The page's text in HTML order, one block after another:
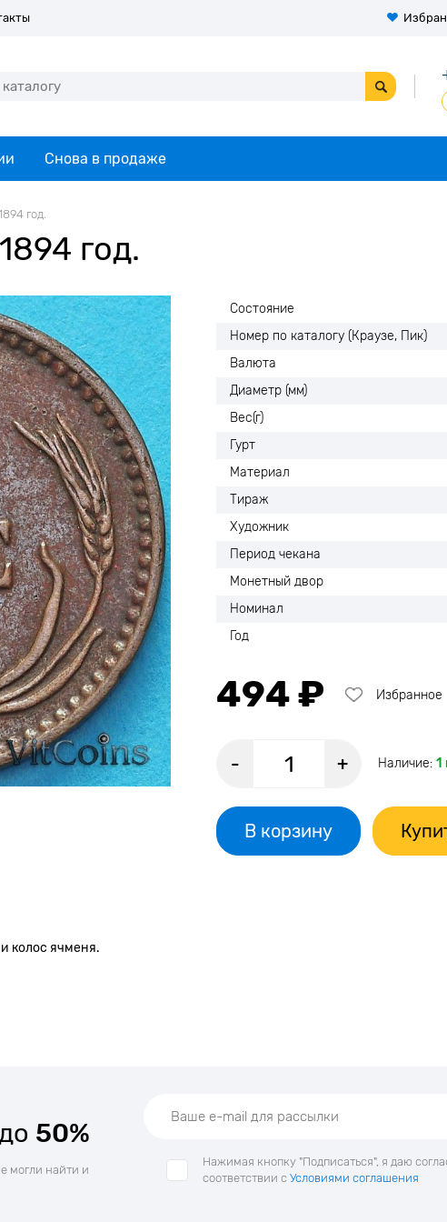
Снова в продаже
год.
год.
Состояние
Номер по каталогу (Краузе, Пик)
Валюта
Диаметр (мм)
Вес(г)
Гурт
Материал
Тираж
Художник
Период чекана
Монетный двор
Номинал
Год
494 ₽ Избранное
- + Наличие: 1
В корзину
колос ячменя.
50%
могли найти и
Нажимая кнопку "Подписаться", я даю
соответствии с Условиями соглашения